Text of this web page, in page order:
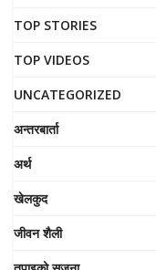
TOP STORIES
TOP VIDEOS
UNCATEGORIZED
अन्तरबार्ता
अर्थ
खेलकुद
जीवन शैली